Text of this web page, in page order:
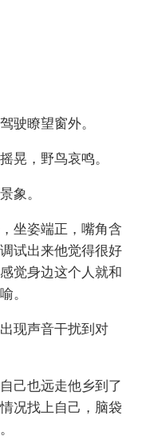
驶瞭望窗外。
晃，野鸟哀鸣。
象。
坐姿端正，嘴角含
试出来他觉得很好
觉身边这个人就和
。
现声音干扰到对
己也远走他乡到了
况找上自己，脑袋